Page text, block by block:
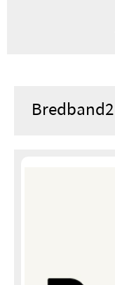
Bredband2